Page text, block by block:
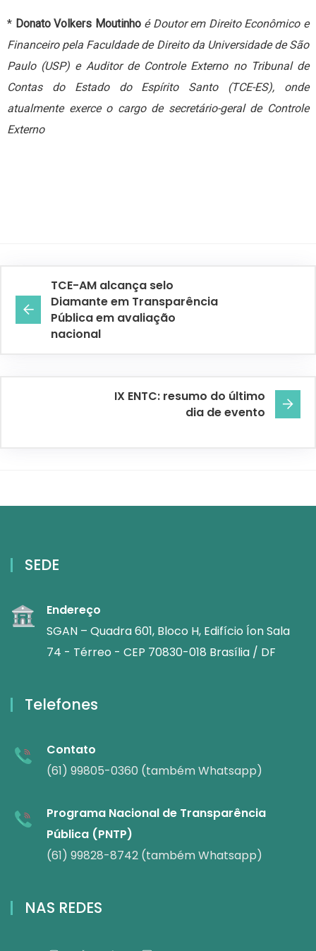
* Donato Volkers Moutinho é Doutor em Direito Econômico e
Financeiro pela Faculdade de Direito da Universidade de São
Paulo (USP) e Auditor de Controle Externo no Tribunal de
Contas do Estado do Espírito Santo (TCE-ES), onde
atualmente exerce o cargo de secretário-geral de Controle
Externo
TCE-AM alcança selo
Diamante em Transparência
Pública em avaliação
nacional
IX ENTC: resumo do último
dia de evento
SEDE
Endereço
SGAN – Quadra 601, Bloco H, Edifício Íon Sala
74 - Térreo - CEP 70830-018 Brasília / DF
Telefones
Contato
(61) 99805-0360 (também Whatsapp)
Programa Nacional de Transparência
Pública (PNTP)
(61) 99828-8742 (também Whatsapp)
NAS REDES